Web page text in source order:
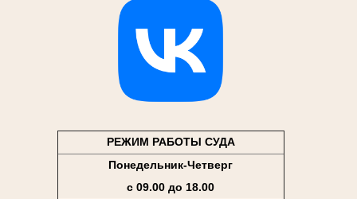
РЕЖИМ РАБОТЫ СУДА
Понедельник-Четверг
с 09.00 до 18.00